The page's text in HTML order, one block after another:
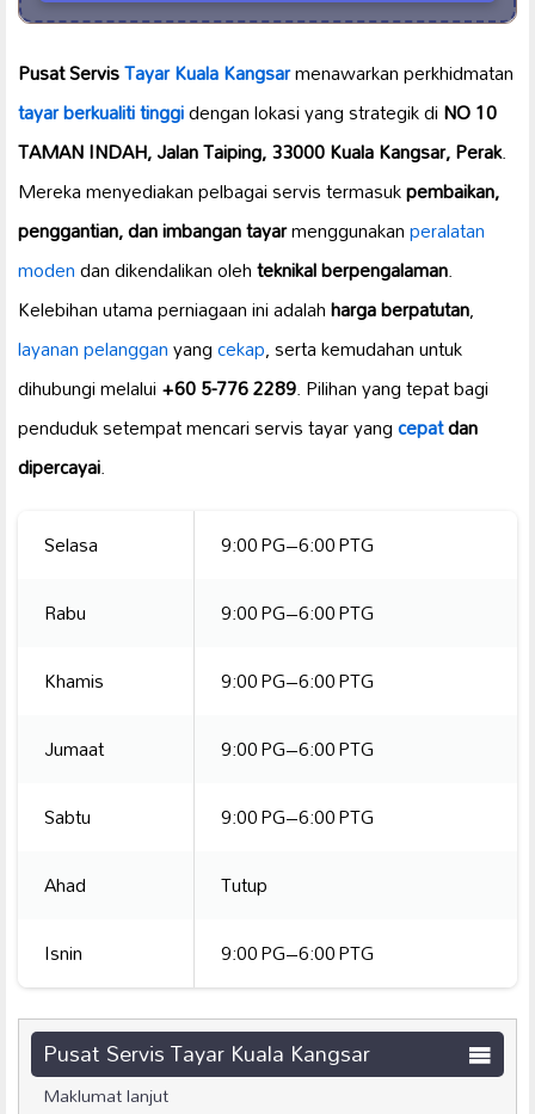
Pusat ServisTayar Kuala Kangsarmenawarkan perkhidmatan
tayar berkualiti tinggidengan lokasi yang strategik diNO 10
TAMAN INDAH, Jalan Taiping, 33000 Kuala Kangsar, Perak.
Mereka menyediakan pelbagai servis termasukpembaikan,
penggantian, dan imbangan tayarmenggunakanperalatan
modendan dikendalikan olehteknikal berpengalaman.
Kelebihan utama perniagaan ini adalahharga berpatutan,
layanan pelangganyangcekap, serta kemudahan untuk
dihubungi melalui+60 5-776 2289. Pilihan yang tepat bagi
penduduk setempat mencari servis tayar yangcepatdan
dipercayai.
Selasa
9:00 PG–6:00 PTG
Rabu
9:00 PG–6:00 PTG
Khamis
9:00 PG–6:00 PTG
Jumaat
9:00 PG–6:00 PTG
Sabtu
9:00 PG–6:00 PTG
Ahad
Tutup
Isnin
9:00 PG–6:00 PTG
Pusat Servis Tayar Kuala Kangsar
Maklumat lanjut